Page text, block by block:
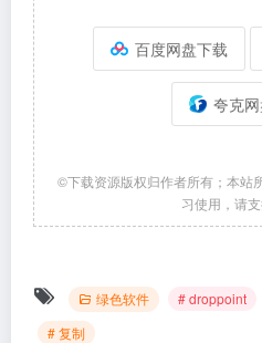
百度网盘下载
夸克
©下载资源版权归作者所有；本站
习使用，请支
绿色软件 # droppoint
# 复制